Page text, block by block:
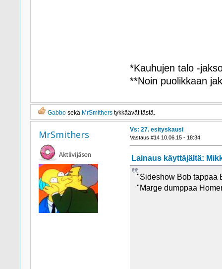
*Kauhujen talo -
**Noin puolikkaan
Gabbosekä MrSmitherstykkäävät tästä.
MrSmithers Vs: 27. esityskausi
Vastaus #14 10.06.15 - 18:34
Lainaus käyttäjältä:
"Sideshow Bob tappaa
"Marge dumppaa